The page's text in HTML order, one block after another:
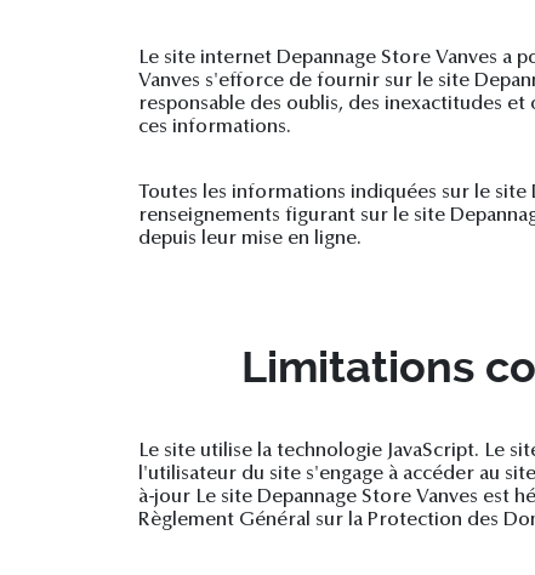
Le site internet Depannage Store Vanves
Vanves s'efforce de fournir sur le site
responsable des oublis, des inexactitudes
ces informations.
Toutes les informations indiquées sur le
renseignements figurant sur le site
depuis leur mise en ligne.
Limitations
Le site utilise la technologie JavaScript. Le
l'utilisateur du site s'engage à accéder au
à-jour Le site Depannage Store Vanves est
Règlement Général sur la Protection des